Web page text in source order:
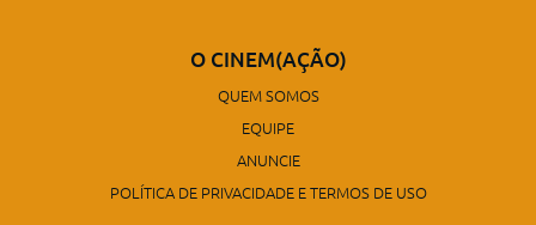
O CINEM(AÇÃO)
QUEM SOMOS
EQUIPE
ANUNCIE
POLÍTICA DE PRIVACIDADE E TERMOS DE USO